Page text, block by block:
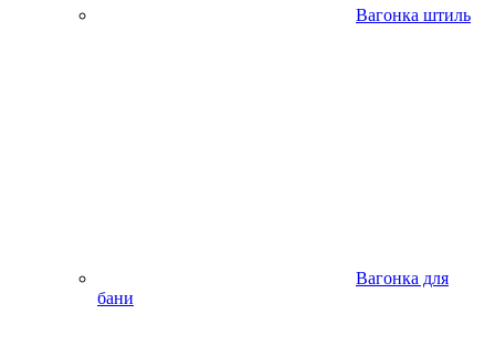
Вагонка штиль
Вагонка для
бани